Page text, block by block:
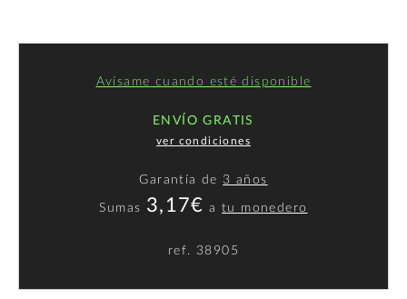
Avísame cuando esté disponible
ENVÍO GRATIS
ver condiciones
Garantía de 3 años
Sumas 3,17€ atu monedero
ref. 38905